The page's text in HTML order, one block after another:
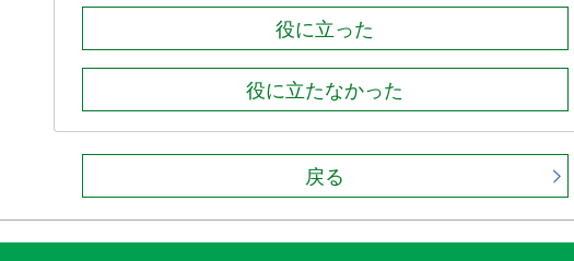
役に立った
役に立たなかった
戻る